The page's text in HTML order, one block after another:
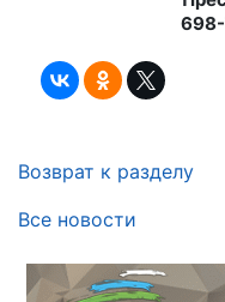
Возврат к разделу
Все новости